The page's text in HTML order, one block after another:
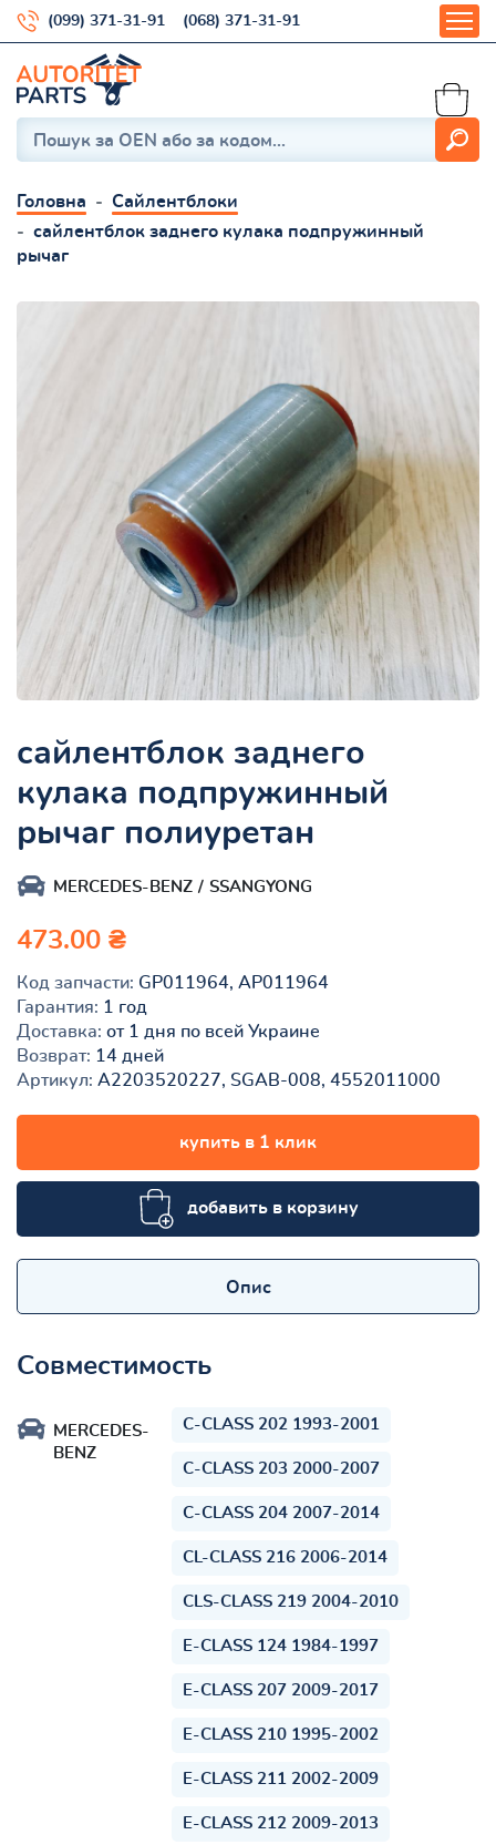
(099) 371-31-91 (068) 371-31-91
Головна
Сайлентблоки
сайлентблок заднего кулака подпружинный
рычаг
сайлентблок заднего
кулака подпружинный
рычаг полиуретан
MERCEDES-BENZ SSANGYONG
473.00 ₴
Код запчасти: GP011964, AP011964
Гарантия: 1 год
Доставка: от 1 дня по всей Украине
Возврат: 14 дней
Артикул: A2203520227, SGAB-008, 4552011000
купить в 1 клик
добавить в корзину
Опис
Совместимость
MERCEDES-
BENZ
C-CLASS 202 1993-2001
C-CLASS 203 2000-2007
C-CLASS 204 2007-2014
CL-CLASS 216 2006-2014
CLS-CLASS 219 2004-2010
E-CLASS 124 1984-1997
E-CLASS 207 2009-2017
E-CLASS 210 1995-2002
E-CLASS 211 2002-2009
E-CLASS 212 2009-2013